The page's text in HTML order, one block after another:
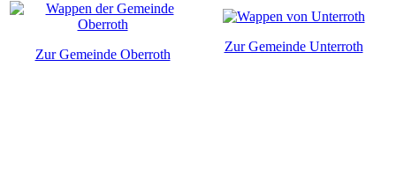
Zur Gemeinde Oberroth
Zur Gemeinde Unterroth